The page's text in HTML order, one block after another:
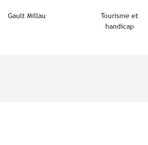
Gault Millau
Tourisme et
handicap